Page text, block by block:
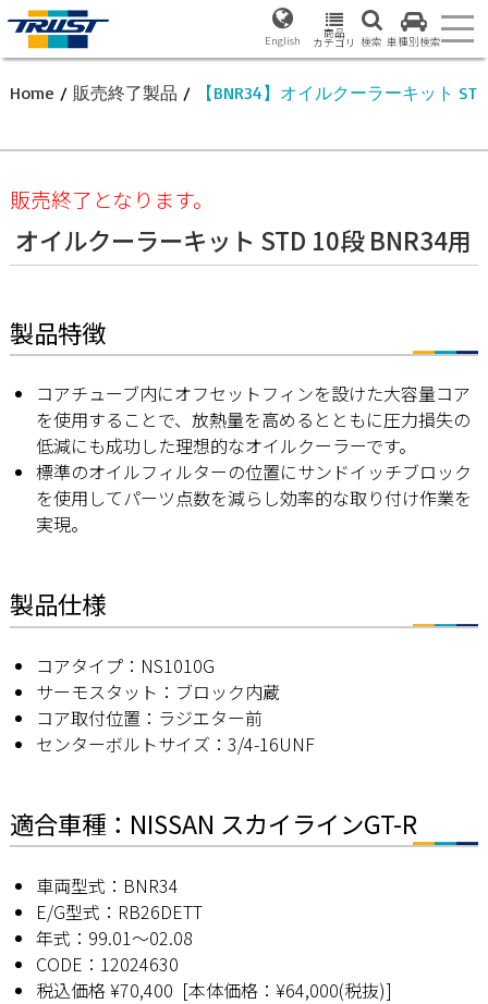
English 商品
カテゴリ 検索 車種別検索
Home / 販売終了製品 / 【BNR34】オイルクーラーキット
販売終了となります。
オイルクーラーキット STD 10段 BNR34用
製品特徴
コアチューブ内にオフセットフィンを設けた大容量コア
を使用することで、放熱量を高めるとともに圧力損失の
低減にも成功した理想的なオイルクーラーです。
標準のオイルフィルターの位置にサンドイッチブロック
を使用してパーツ点数を減らし効率的な取り付け作業を
実現。
製品仕様
コアタイプ：NS1010G
サーモスタット：ブロック内蔵
コア取付位置：ラジエター前
センターボルトサイズ：3/4-16UNF
適合車種：NISSAN スカイラインGT-R
車両型式：BNR34
E/G型式：RB26DETT
年式：99.01〜02.08
CODE：12024630
税込価格 ¥70,400 [本体価格：¥64,000(税抜)]